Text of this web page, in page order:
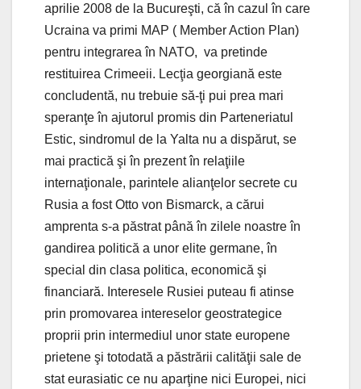
aprilie 2008 de la Bucureşti, că în cazul în care
Ucraina va primi MAP ( Member Action Plan)
pentru integrarea în NATO, va pretinde
restituirea Crimeeii. Lecţia georgiană este
concludentă, nu trebuie să-ţi pui prea mari
speranţe în ajutorul promis din Parteneriatul
Estic, sindromul de la Yalta nu a dispărut, se
mai practică şi în prezent în relaţiile
internaţionale, parintele alianţelor secrete cu
Rusia a fost Otto von Bismarck, a cărui
amprenta s-a păstrat până în zilele noastre în
gandirea politică a unor elite germane, în
special din clasa politica, economică şi
financiară. Interesele Rusiei puteau fi atinse
prin promovarea intereselor geostrategice
proprii prin intermediul unor state europene
prietene şi totodată a păstrării calităţii sale de
stat eurasiatic ce nu aparţine nici Europei, nici